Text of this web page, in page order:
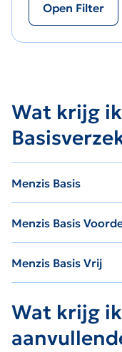
Open Filter
Wat krijg
Menzis Basis
Menzis Basis
Menzis Basis Vrij
Wat krijg